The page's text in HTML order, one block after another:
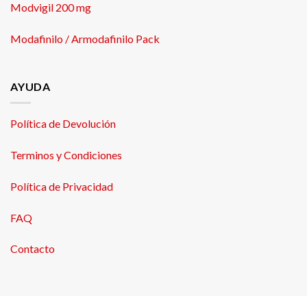
Modvigil 200 mg
Modafinilo / Armodafinilo Pack
AYUDA
Política de Devolución
Terminos y Condiciones
Política de Privacidad
FAQ
Contacto